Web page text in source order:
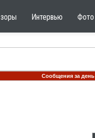
Интервью Фото
Сообщения за день